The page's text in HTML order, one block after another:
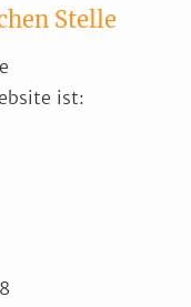
Stelle
ist: